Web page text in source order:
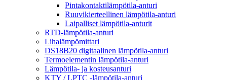
Pintakontaktilämpötila-anturi
Ruuvikierteellinen lämpötila-anturi
Laipalliset lämpötila-anturit
RTD-lämpötila-anturi
Lihalämpömittari
DS18B20 digitaalinen lämpötila-anturi
Termoelementin lämpötila-anturi
Lämpötila- ja kosteusanturi
KTY / LPTC -lämpötila-anturi